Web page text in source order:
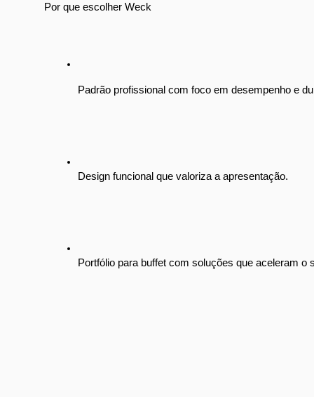
Por que escolher Weck
Padrão profissional com foco em desempenho e
Design funcional que valoriza a apresentação.
Portfólio para buffet com soluções que aceleram o